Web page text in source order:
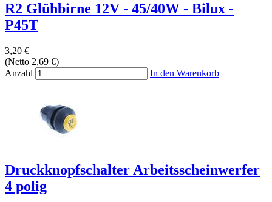
R2 Glühbirne 12V - 45/40W - Bilux -
P45T
3,20 €
(Netto 2,69 €)
Anzahl
In den Warenkorb
Druckknopfschalter Arbeitsscheinwerfer
4 polig